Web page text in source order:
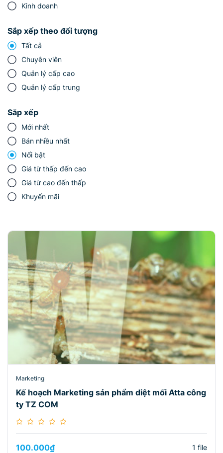
Kinh doanh
Sắp xếp theo đối tượng
Tất cả
Chuyên viên
Quản lý cấp cao
Quản lý cấp trung
Sắp xếp
Mới nhất
Bán nhiều nhất
Nổi bật
Giá từ thấp đến cao
Giá từ cao đến thấp
Khuyến mãi
Marketing
Kế hoạch Marketing sản phẩm diệt mối Atta công
ty TZ COM
100.000₫ 1 file